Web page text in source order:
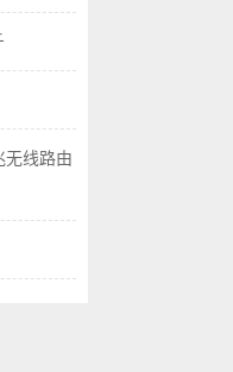
无线路由